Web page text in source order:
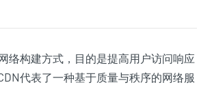
络构建方式，目的是提高用户访问响应
代表了一种基于质量与秩序的网络服